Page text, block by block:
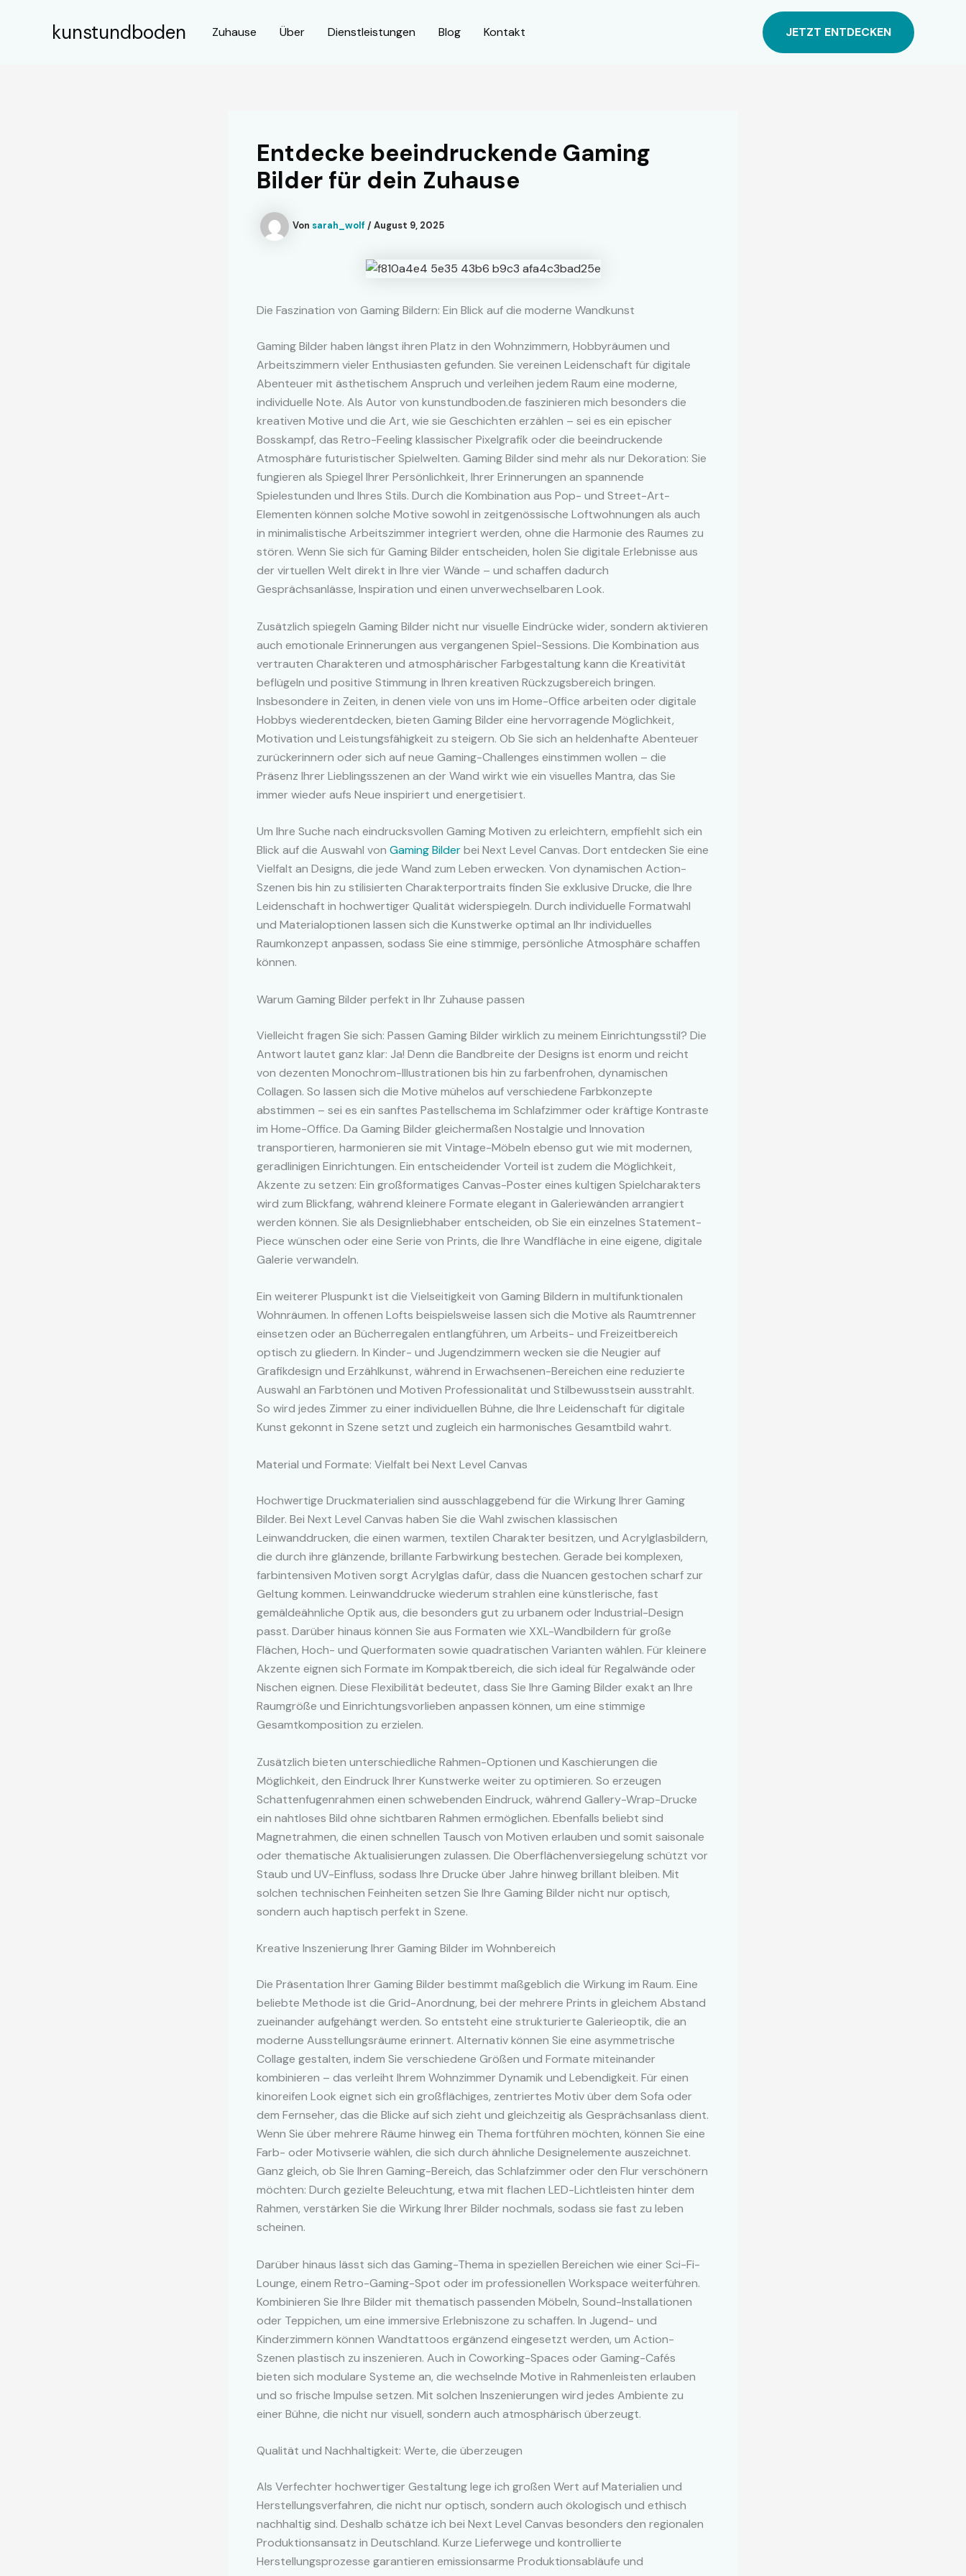
kunstundboden Zuhause Über Dienstleistungen Blog Kontakt JETZT ENTDECKEN
Entdecke beeindruckende Gaming
Bilder für dein Zuhause
Von sarah_wolf /August 9, 2025
Die Faszination von Gaming Bildern: Ein Blick auf die moderne Wandkunst
Gaming Bilder haben längst ihren Platz in den Wohnzimmern, Hobbyräumen und
Arbeitszimmern vieler Enthusiasten gefunden. Sie vereinen Leidenschaft für digitale
Abenteuer mit ästhetischem Anspruch und verleihen jedem Raum eine moderne,
individuelle Note. Als Autor von kunstundboden.de faszinieren mich besonders die
kreativen Motive und die Art, wie sie Geschichten erzählen – sei es ein epischer
Bosskampf, das Retro-Feeling klassischer Pixelgrafik oder die beeindruckende
Atmosphäre futuristischer Spielwelten. Gaming Bilder sind mehr als nur Dekoration: Sie
fungieren als Spiegel Ihrer Persönlichkeit, Ihrer Erinnerungen an spannende
Spielestunden und Ihres Stils. Durch die Kombination aus Pop- und Street-Art-
Elementen können solche Motive sowohl in zeitgenössische Loftwohnungen als auch
in minimalistische Arbeitszimmer integriert werden, ohne die Harmonie des Raumes zu
stören. Wenn Sie sich für Gaming Bilder entscheiden, holen Sie digitale Erlebnisse aus
der virtuellen Welt direkt in Ihre vier Wände – und schaffen dadurch
Gesprächsanlässe, Inspiration und einen unverwechselbaren Look.
Zusätzlich spiegeln Gaming Bilder nicht nur visuelle Eindrücke wider, sondern aktivieren
auch emotionale Erinnerungen aus vergangenen Spiel-Sessions. Die Kombination aus
vertrauten Charakteren und atmosphärischer Farbgestaltung kann die Kreativität
beflügeln und positive Stimmung in Ihren kreativen Rückzugsbereich bringen.
Insbesondere in Zeiten, in denen viele von uns im Home-Office arbeiten oder digitale
Hobbys wiederentdecken, bieten Gaming Bilder eine hervorragende Möglichkeit,
Motivation und Leistungsfähigkeit zu steigern. Ob Sie sich an heldenhafte Abenteuer
zurückerinnern oder sich auf neue Gaming-Challenges einstimmen wollen – die
Präsenz Ihrer Lieblingsszenen an der Wand wirkt wie ein visuelles Mantra, das Sie
immer wieder aufs Neue inspiriert und energetisiert.
Um Ihre Suche nach eindrucksvollen Gaming Motiven zu erleichtern, empfiehlt sich ein
Blick auf die Auswahl von Gaming Bilderbei Next Level Canvas. Dort entdecken Sie eine
Vielfalt an Designs, die jede Wand zum Leben erwecken. Von dynamischen Action-
Szenen bis hin zu stilisierten Charakterportraits finden Sie exklusive Drucke, die Ihre
Leidenschaft in hochwertiger Qualität widerspiegeln. Durch individuelle Formatwahl
und Materialoptionen lassen sich die Kunstwerke optimal an Ihr individuelles
Raumkonzept anpassen, sodass Sie eine stimmige, persönliche Atmosphäre schaffen
können.
Warum Gaming Bilder perfekt in Ihr Zuhause passen
Vielleicht fragen Sie sich: Passen Gaming Bilder wirklich zu meinem Einrichtungsstil? Die
Antwort lautet ganz klar: Ja! Denn die Bandbreite der Designs ist enorm und reicht
von dezenten Monochrom-Illustrationen bis hin zu farbenfrohen, dynamischen
Collagen. So lassen sich die Motive mühelos auf verschiedene Farbkonzepte
abstimmen – sei es ein sanftes Pastellschema im Schlafzimmer oder kräftige Kontraste
im Home-Office. Da Gaming Bilder gleichermaßen Nostalgie und Innovation
transportieren, harmonieren sie mit Vintage-Möbeln ebenso gut wie mit modernen,
geradlinigen Einrichtungen. Ein entscheidender Vorteil ist zudem die Möglichkeit,
Akzente zu setzen: Ein großformatiges Canvas-Poster eines kultigen Spielcharakters
wird zum Blickfang, während kleinere Formate elegant in Galeriewänden arrangiert
werden können. Sie als Designliebhaber entscheiden, ob Sie ein einzelnes Statement-
Piece wünschen oder eine Serie von Prints, die Ihre Wandfläche in eine eigene, digitale
Galerie verwandeln.
Ein weiterer Pluspunkt ist die Vielseitigkeit von Gaming Bildern in multifunktionalen
Wohnräumen. In offenen Lofts beispielsweise lassen sich die Motive als Raumtrenner
einsetzen oder an Bücherregalen entlangführen, um Arbeits- und Freizeitbereich
optisch zu gliedern. In Kinder- und Jugendzimmern wecken sie die Neugier auf
Grafikdesign und Erzählkunst, während in Erwachsenen-Bereichen eine reduzierte
Auswahl an Farbtönen und Motiven Professionalität und Stilbewusstsein ausstrahlt.
So wird jedes Zimmer zu einer individuellen Bühne, die Ihre Leidenschaft für digitale
Kunst gekonnt in Szene setzt und zugleich ein harmonisches Gesamtbild wahrt.
Material und Formate: Vielfalt bei Next Level Canvas
Hochwertige Druckmaterialien sind ausschlaggebend für die Wirkung Ihrer Gaming
Bilder. Bei Next Level Canvas haben Sie die Wahl zwischen klassischen
Leinwanddrucken, die einen warmen, textilen Charakter besitzen, und Acrylglasbildern,
die durch ihre glänzende, brillante Farbwirkung bestechen. Gerade bei komplexen,
farbintensiven Motiven sorgt Acrylglas dafür, dass die Nuancen gestochen scharf zur
Geltung kommen. Leinwanddrucke wiederum strahlen eine künstlerische, fast
gemäldeähnliche Optik aus, die besonders gut zu urbanem oder Industrial-Design
passt. Darüber hinaus können Sie aus Formaten wie XXL-Wandbildern für große
Flächen, Hoch- und Querformaten sowie quadratischen Varianten wählen. Für kleinere
Akzente eignen sich Formate im Kompaktbereich, die sich ideal für Regalwände oder
Nischen eignen. Diese Flexibilität bedeutet, dass Sie Ihre Gaming Bilder exakt an Ihre
Raumgröße und Einrichtungsvorlieben anpassen können, um eine stimmige
Gesamtkomposition zu erzielen.
Zusätzlich bieten unterschiedliche Rahmen-Optionen und Kaschierungen die
Möglichkeit, den Eindruck Ihrer Kunstwerke weiter zu optimieren. So erzeugen
Schattenfugenrahmen einen schwebenden Eindruck, während Gallery-Wrap-Drucke
ein nahtloses Bild ohne sichtbaren Rahmen ermöglichen. Ebenfalls beliebt sind
Magnetrahmen, die einen schnellen Tausch von Motiven erlauben und somit saisonale
oder thematische Aktualisierungen zulassen. Die Oberflächenversiegelung schützt vor
Staub und UV-Einfluss, sodass Ihre Drucke über Jahre hinweg brillant bleiben. Mit
solchen technischen Feinheiten setzen Sie Ihre Gaming Bilder nicht nur optisch,
sondern auch haptisch perfekt in Szene.
Kreative Inszenierung Ihrer Gaming Bilder im Wohnbereich
Die Präsentation Ihrer Gaming Bilder bestimmt maßgeblich die Wirkung im Raum. Eine
beliebte Methode ist die Grid-Anordnung, bei der mehrere Prints in gleichem Abstand
zueinander aufgehängt werden. So entsteht eine strukturierte Galerieoptik, die an
moderne Ausstellungsräume erinnert. Alternativ können Sie eine asymmetrische
Collage gestalten, indem Sie verschiedene Größen und Formate miteinander
kombinieren – das verleiht Ihrem Wohnzimmer Dynamik und Lebendigkeit. Für einen
kinoreifen Look eignet sich ein großflächiges, zentriertes Motiv über dem Sofa oder
dem Fernseher, das die Blicke auf sich zieht und gleichzeitig als Gesprächsanlass dient.
Wenn Sie über mehrere Räume hinweg ein Thema fortführen möchten, können Sie eine
Farb- oder Motivserie wählen, die sich durch ähnliche Designelemente auszeichnet.
Ganz gleich, ob Sie Ihren Gaming-Bereich, das Schlafzimmer oder den Flur verschönern
möchten: Durch gezielte Beleuchtung, etwa mit flachen LED-Lichtleisten hinter dem
Rahmen, verstärken Sie die Wirkung Ihrer Bilder nochmals, sodass sie fast zu leben
scheinen.
Darüber hinaus lässt sich das Gaming-Thema in speziellen Bereichen wie einer Sci-Fi-
Lounge, einem Retro-Gaming-Spot oder im professionellen Workspace weiterführen.
Kombinieren Sie Ihre Bilder mit thematisch passenden Möbeln, Sound-Installationen
oder Teppichen, um eine immersive Erlebniszone zu schaffen. In Jugend- und
Kinderzimmern können Wandtattoos ergänzend eingesetzt werden, um Action-
Szenen plastisch zu inszenieren. Auch in Coworking-Spaces oder Gaming-Cafés
bieten sich modulare Systeme an, die wechselnde Motive in Rahmenleisten erlauben
und so frische Impulse setzen. Mit solchen Inszenierungen wird jedes Ambiente zu
einer Bühne, die nicht nur visuell, sondern auch atmosphärisch überzeugt.
Qualität und Nachhaltigkeit: Werte, die überzeugen
Als Verfechter hochwertiger Gestaltung lege ich großen Wert auf Materialien und
Herstellungsverfahren, die nicht nur optisch, sondern auch ökologisch und ethisch
nachhaltig sind. Deshalb schätze ich bei Next Level Canvas besonders den regionalen
Produktionsansatz in Deutschland. Kurze Lieferwege und kontrollierte
Herstellungsprozesse garantieren emissionsarme Produktionsabläufe und